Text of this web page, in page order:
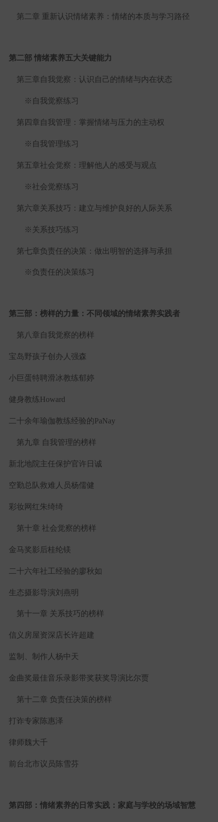
第二章 重新认识情绪素养：情绪的本质与学习路径
第二部 情绪素养五大关键能力
第三章自我觉察：认识自己的情绪与内在状态
※自我觉察练习
第四章自我管理：掌握情绪与压力的主动权
※自我管理练习
第五章社会觉察：理解他人的感受与观点
※社会觉察练习
第六章关系技巧：建立与维护良好的人际关系
※关系技巧练习
第七章负责任的决策：做出明智的选择与承担
※负责任的决策练习
第三部：榜样的力量：不同领域的情绪素养实践者
第八章自我觉察的榜样
宝岛野孩子创办人强森
小巨蛋特聘滑冰教练郁婷
健身教练Howard
二十余年瑜伽教练经验的PaNay
第九章 自我管理的榜样
新北地院主任保护官许日诚
空勤总队救难人员杨儒健
彩妆网红朱绮绮
第十章 社会觉察的榜样
金马奖影后桂纶镁
二十六年社工经验的廖秋如
生态摄影导演刘燕明
第十一章 关系技巧的榜样
信义房屋资深店长许超建
监制、制作人杨中天
金曲奖最佳音乐录影带奖获奖导演比尔贾
第十二章 负责任决策的榜样
打诈专家陈惠泽
律师魏大千
前台北市议员陈雪芬
第四部：情绪素养的日常实践：家庭与学校的场域智慧